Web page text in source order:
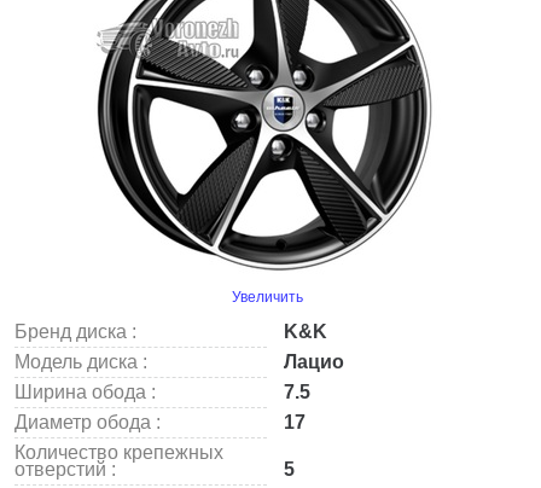
Увеличить
Бренд диска :
K&K
Модель диска :
Лацио
Ширина обода :
7.5
Диаметр обода :
17
Количество крепежных
отверстий :
5